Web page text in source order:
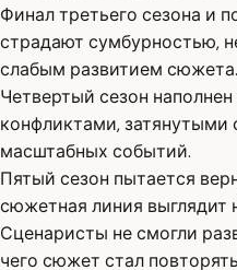
Финал третьего сезона и
страдают сумбурностью,
слабым развитием сюжета.
Четвертый сезон
конфликтами, затянутыми
масштабных событий.
Пятый сезон пытается
сюжетная линия выглядит
Сценаристы не смогли
чего сюжет стал